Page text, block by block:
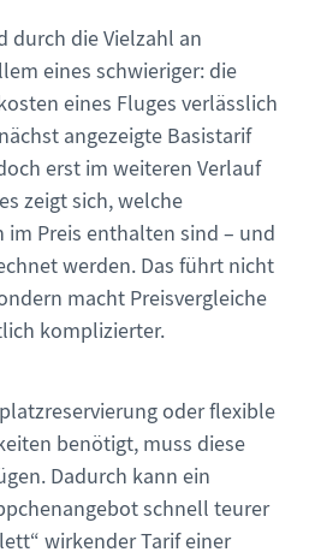
durch die Vielzahl an
eines schwieriger: die
eines Fluges verlässlich
angezeigte Basistarif
erst im weiteren Verlauf
zeigt sich, welche
Preis enthalten sind – und
werden. Das führt nicht
macht Preisvergleiche
komplizierter.
oder flexible
benötigt, muss diese
Dadurch kann ein
schnell teurer
wirkender Tarif einer